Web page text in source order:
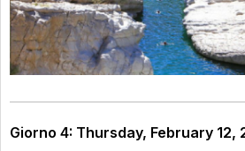
Giorno 4: Thursday, February 12,